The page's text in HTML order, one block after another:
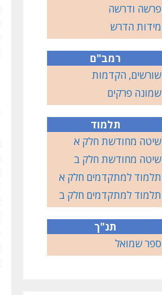
פרשה ודרשה
מידות הדרש
רמב"ם
שורשים, הקדמות
שמונה פרקים
תלמוד
שיטה מחודשת חלק א
שיטה מחודשת חלק ב
תלמוד למתקדמים חלק א
תלמוד למתקדמים חלק ב
תנ"ך
ספר שמואל